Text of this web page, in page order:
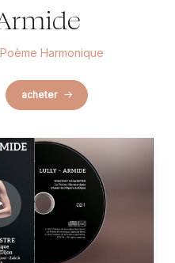
Harmonique
acheter